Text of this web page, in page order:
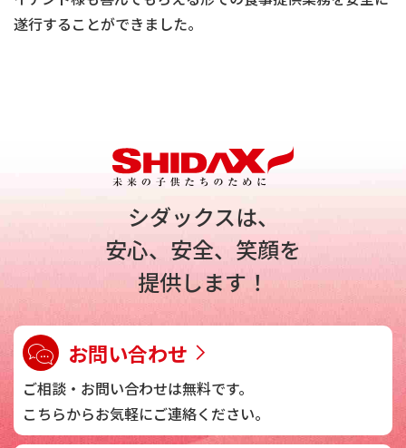
遂行することができました。
シダックスは、
安心、安全、笑顔を
提供します！
お問い合わせ
ご相談・お問い合わせは無料です。
こちらからお気軽にご連絡ください。